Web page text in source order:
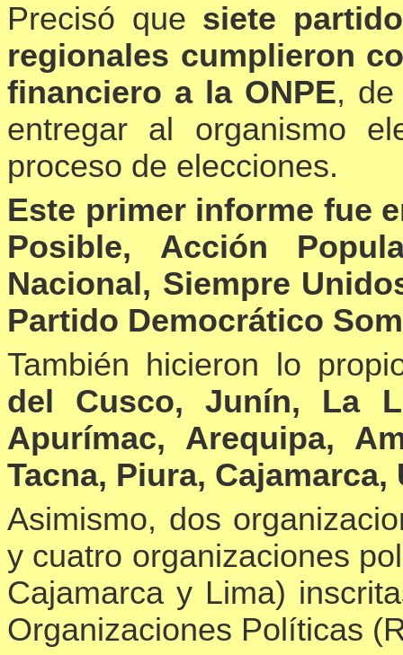
Precisó que siete
regionales cumplieron
financiero a la ONPE,
entregar al organismo
proceso de elecciones.
Este primer informe fue
Posible, Acción
Nacional, Siempre
Partido Democrático
También hicieron lo
del Cusco, Junín, La
Apurímac, Arequipa,
Tacna, Piura,
Asimismo, dos
y cuatro organizaciones
Cajamarca y Lima)
Organizaciones Políticas